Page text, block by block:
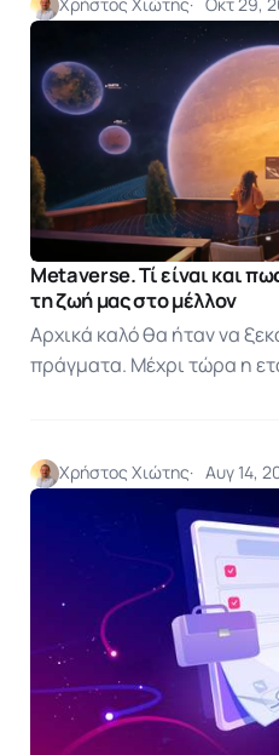
Metaverse. Τί είναι και
τη ζωή μας στο μέλλον
Αρχικά καλό θα ήταν να
πράγματα. Μέχρι τώρα η
Χρήστος Χιώτης Αυγ 14,